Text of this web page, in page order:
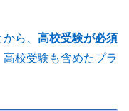
ら、 高校受験が必須
校受験も含めたプラ